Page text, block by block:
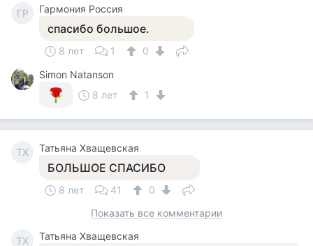
ГР Гармония Россия
спасибо большое.
8 лет 1
0
Simon Natanson
8 лет
1
ТХ Татьяна Хващевская
БОЛЬШОЕ СПАСИБО
8 лет 41
0
Показать все комментарии
ТХ Татьяна Хващевская